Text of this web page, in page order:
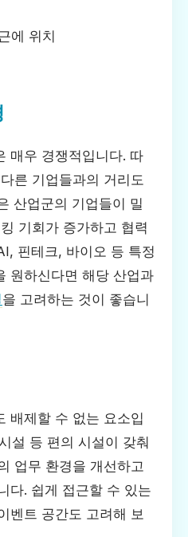
에 위치
매우 경쟁적입니다. 따
른 기업들과의 거리도
산업군의 기업들이 밀
기회가 증가하고 협력
핀테크, 바이오 등 특정
원하신다면 해당 산업과
을 고려하는 것이 좋습니
배제할 수 없는 요소입
설 등 편의 시설이 갖춰
업무 환경을 개선하고
다. 쉽게 접근할 수 있는
벤트 공간도 고려해 보